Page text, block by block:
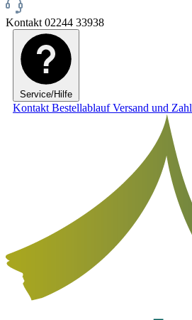
Kontakt 02244 33938
Service/Hilfe
Kontakt BestellablaufVersand und